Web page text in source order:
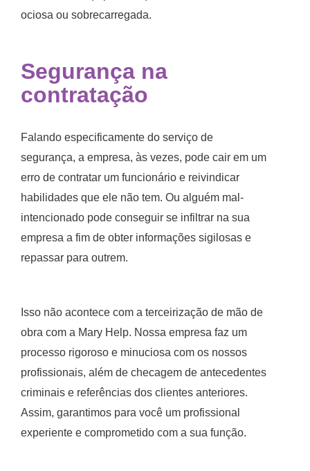
ociosa ou sobrecarregada.
Segurança na
contratação
Falando especificamente do serviço de
segurança, a empresa, às vezes, pode cair em um
erro de contratar um funcionário e reivindicar
habilidades que ele não tem. Ou alguém mal-
intencionado pode conseguir se infiltrar na sua
empresa a fim de obter informações sigilosas e
repassar para outrem.
Isso não acontece com a terceirização de mão de
obra com a Mary Help. Nossa empresa faz um
processo rigoroso e minuciosa com os nossos
profissionais, além de checagem de antecedentes
criminais e referências dos clientes anteriores.
Assim, garantimos para você um profissional
experiente e comprometido com a sua função.